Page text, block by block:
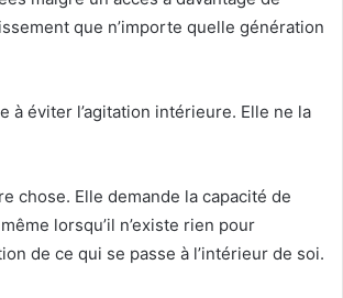
que n’importe quelle génération
à éviter l’agitation intérieure. Elle ne la
chose. Elle demande la capacité de
lorsqu’il n’existe rien pour
de ce qui se passe à l’intérieur de soi.